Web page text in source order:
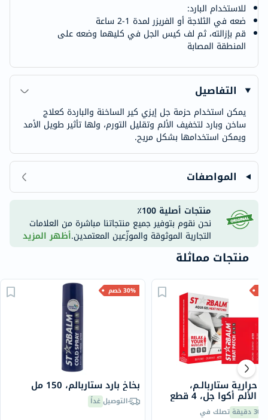
للاستخدام البارد:
ضعه في الثلاجة أو الفريزر لمدة 1-2 ساعة
قم بإزالته، ثم لف كيس الجل في كليهما وضعه على
المنطقة المصابة
التفاصيل
يمكن استخدام حزمة جل إيزي كير الساخنة والباردة كعلاج
ساخن وبارد لتخفيف الألم وتقليل التورم، ولها تأثير طويل الأمد
ويمكن استخدامها بشكل مريح.
المواصفات
منتجات أصلية 100٪
نحن نقوم بتوفير جميع منتجاتنا مباشرة من العلامات
التجارية الموثوقة والموزّعين المعتمدين.أظهر المزيد
منتجات مماثلة
30% خصم
بخاخ بارد ستاربالم، 150 مل
التوصيل غداً
حرارية ستاربالـم،
أكوا جل، 4 قطع
30 دقيقة تصلك في